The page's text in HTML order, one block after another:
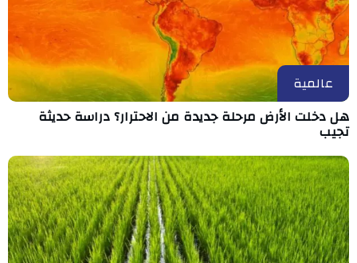
عالمية
هل دخلت الأرض مرحلة جديدة من الاحترار؟ دراسة حديثة
تجيب